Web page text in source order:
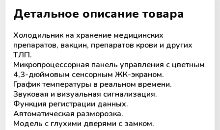
Аппараты для облучения крови
Мобильный пункт забора крови
(Донорский автобус)
Детальное описание товара
Холодильник на хранение медицинских
препаратов, вакцин, препаратов крови и других
ТЛП.
Микропроцессорная панель управления с цветным
4,3-дюймовым сенсорным ЖК-экраном.
График температуры в реальном времени.
Звуковая и визуальная сигнализация.
Функция регистрации данных.
Автоматическая разморозка.
Модель с глухими дверями с замком.